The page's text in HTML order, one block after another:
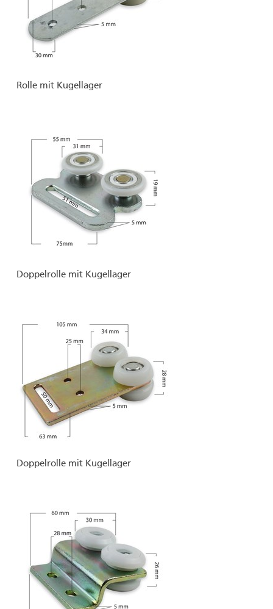
Rolle mit Kugellager
Doppelrolle mit Kugellager
Doppelrolle mit Kugellager